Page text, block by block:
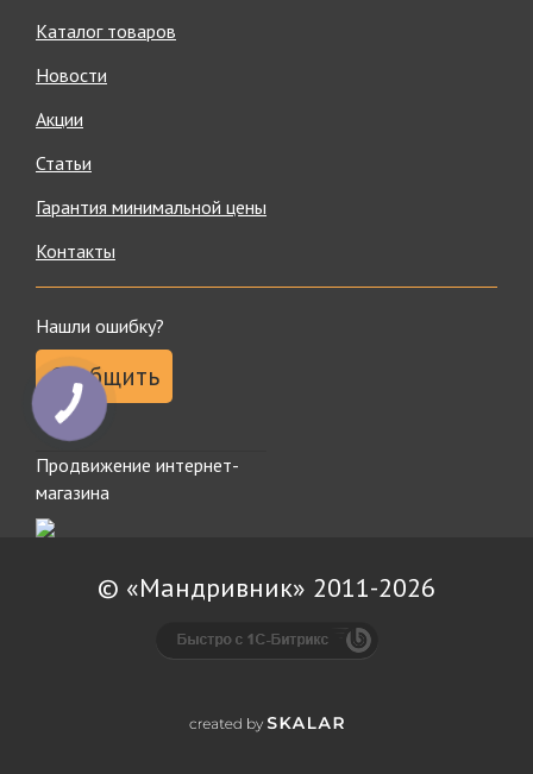
Каталог товаров
Новости
Акции
Статьи
Гарантия минимальной цены
Контакты
Нашли ошибку?
Сообщить
Продвижение интернет-
магазина
© «Мандривник» 2011-2026